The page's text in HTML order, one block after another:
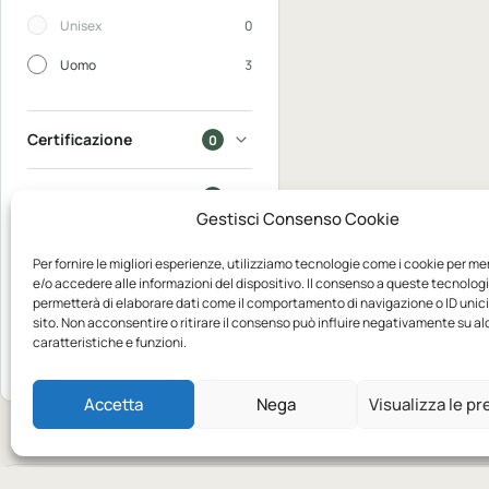
Gestisci Consenso Cookie
Per fornire le migliori esperienze, utilizziamo tecnologie come i cookie per
e/o accedere alle informazioni del dispositivo. Il consenso a queste
permetterà di elaborare dati come il comportamento di navigazione o ID
sito. Non acconsentire o ritirare il consenso può influire negativamente su
caratteristiche e funzioni.
Accetta Nega Visualizza le
Unisex 0
Uomo 3
Certificazione 0
Disponibili
Mostra
3
Azzera